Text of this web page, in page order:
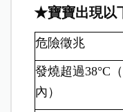
★寶寶出現以
危險徵兆
發燒超過38°C
內）